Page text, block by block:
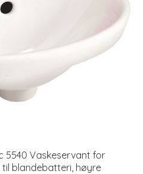
5540 Vaskeservant for
blandebatteri, høyre